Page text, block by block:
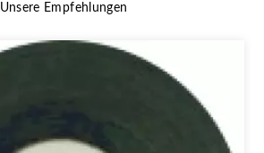
Unsere Empfehlungen